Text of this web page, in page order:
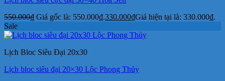
550.000₫ Giá gốc là: 550.000₫.330.000₫Giá hiện tại là: 330.000₫.
Sale
Lịch Bloc Siêu Đại 20x30
Lịch bloc siêu đại 20×30 Lộc Phong Thủy